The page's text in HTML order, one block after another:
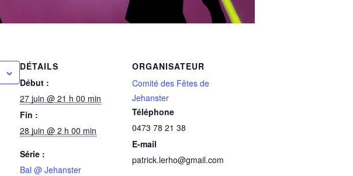
DÉTAILS
Début :
27 juin @ 21 h 00 min
Fin :
28 juin @ 2 h 00 min
Série :
Bal @ Jehanster
ORGANISATEUR
Comité des Fêtes de
Jehanster
Téléphone
0473 78 21 38
E-mail
patrick.lerho@gmail.com